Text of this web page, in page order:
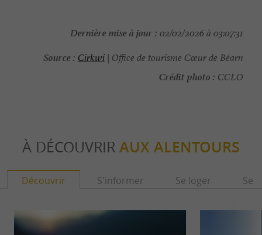
Dernière mise à jour : 02/02/2026 à 03:07:31
Source : Cirkwi | Office de tourisme Cœur de Béarn
Crédit photo : CCLO
À DÉCOUVRIR AUX ALENTOURS
Découvrir S'informer Se loger Se